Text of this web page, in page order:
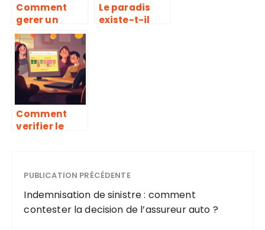
Comment
gerer un
demenageme
nt avec la CAF
pour ne rien
rater
Le paradis
existe-t-il
Comment
verifier le
comparatif
des visas
americains
PUBLICATION PRÉCÉDENTE
Indemnisation de sinistre : comment
contester la decision de l’assureur auto ?